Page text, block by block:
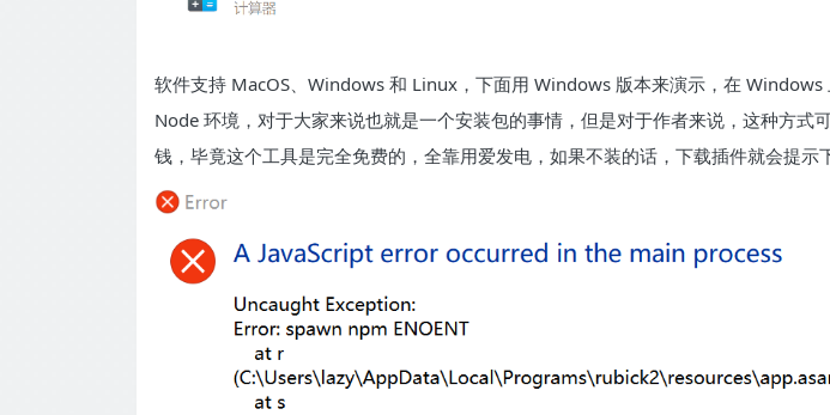
软件支持 MacOS、Windows 和 Linux，下面用 Windows 版本来演示，在 Windows
Node 环境，对于大家来说也就是一个安装包的事情，但是对于作者来说，这种方式
钱，毕竟这个工具是完全免费的，全靠用爱发电，如果不装的话，下载插件就会提示